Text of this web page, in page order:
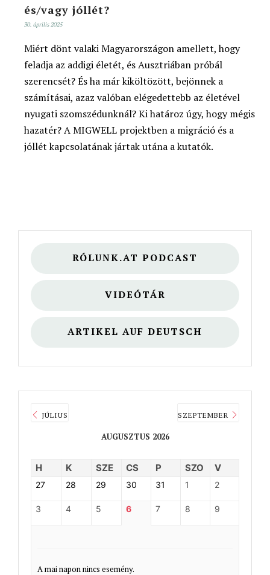
és/vagy jóllét?
30. április 2025
Miért dönt valaki Magyarországon amellett, hogy
feladja az addigi életét, és Ausztriában próbál
szerencsét? És ha már kiköltözött, bejönnek a
számításai, azaz valóban elégedettebb az életével
nyugati szomszédunknál? Ki határoz úgy, hogy mégis
hazatér? A MIGWELL projektben a migráció és a
jóllét kapcsolatának jártak utána a kutatók.
RÓLUNK.AT PODCAST
VIDEÓTÁR
ARTIKEL AUF DEUTSCH
JÚLIUS
AUGUSZTUS 2026
SZEPTEMBER
H K SZE CS P SZO V
27 28 29 30 31 1 2
3 4 5 6 7 8 9
A mai napon nincs esemény.